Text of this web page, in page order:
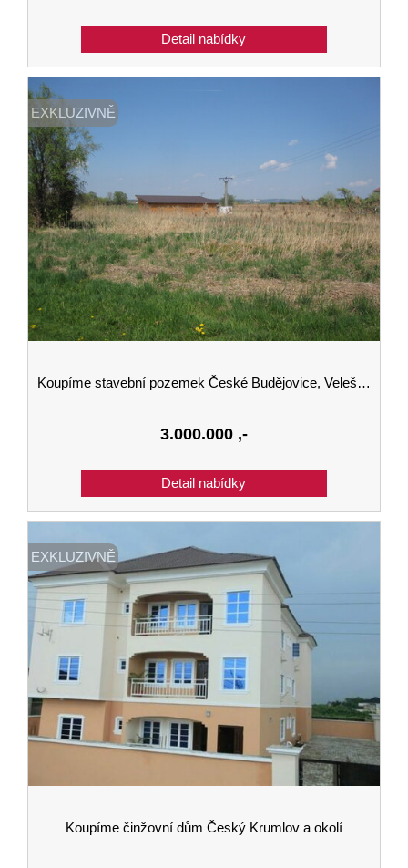
EXKLUZIVNĚ
Koupíme stavební pozemek České Budějovice, Velešín, Český Krumlov
3.000.000 ,-
EXKLUZIVNĚ
Koupíme činžovní dům Český Krumlov a okolí